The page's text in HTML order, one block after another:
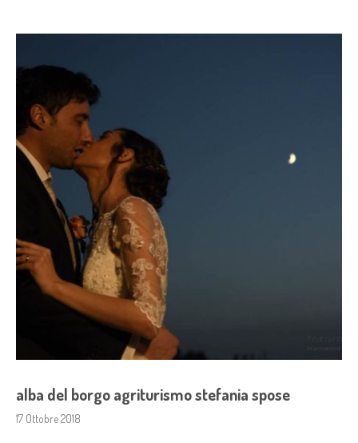
alba del borgo agriturismo stefania spose
17 Ottobre 2018